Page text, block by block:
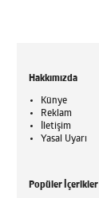
Hakkımızda
Künye
Reklam
İletişim
Yasal Uyarı
Popüler İçerikler